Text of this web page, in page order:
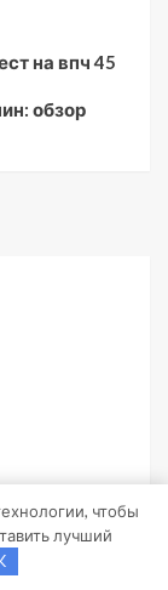
на впч 45
обзор
чтобы
лучший